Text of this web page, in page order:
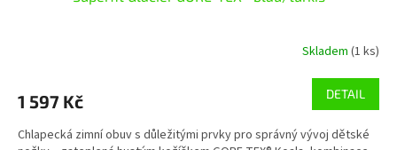
Skladem (1 ks)
1 597 Kč DETAIL
Chlapecká zimní obuv s důležitými prvky pro správný vývoj dětské